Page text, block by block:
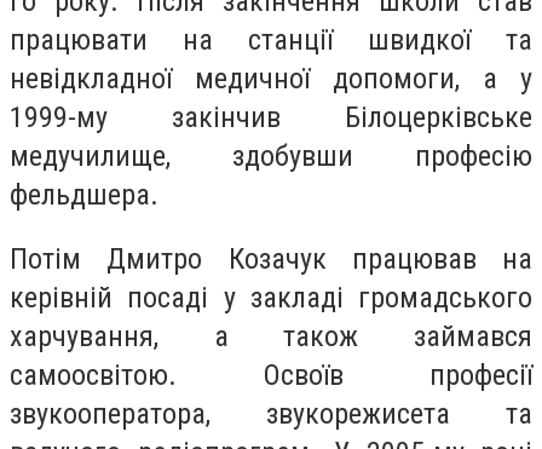
працювати на станції швидкої та
невідкладної медичної допомоги, а у
1999-му закінчив Білоцерківське
медучилище, здобувши професію
фельдшера.
Потім Дмитро Козачук працював на
керівній посаді у закладі громадського
харчування, а також займався
самоосвітою. Освоїв професії
звукооператора, звукорежисета та